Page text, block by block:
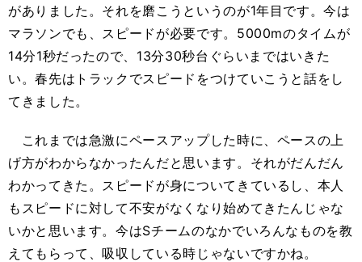
がありました。それを磨こうというのが1年目です。今は
マラソンでも、スピードが必要です。5000mのタイムが
14分1秒だったので、13分30秒台ぐらいまではいきた
い。春先はトラックでスピードをつけていこうと話をし
てきました。
これまでは急激にペースアップした時に、ペースの上
げ方がわからなかったんだと思います。それがだんだん
わかってきた。スピードが身についてきているし、本人
もスピードに対して不安がなくなり始めてきたんじゃな
いかと思います。今はSチームのなかでいろんなものを教
えてもらって、吸収している時じゃないですかね。